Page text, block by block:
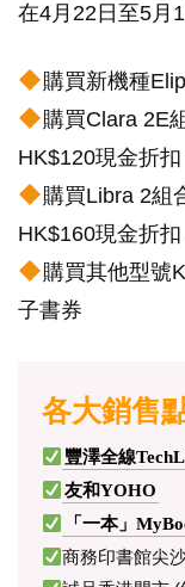
在4月22日至5月
購買新機種
購買Clara 2E
HK$120現金折
購買Libra 2組
HK$160現金折扣
購買其他型號
子書券
各大銷售
豐澤全線
友和YOHO
「一本」
商務印書館尖